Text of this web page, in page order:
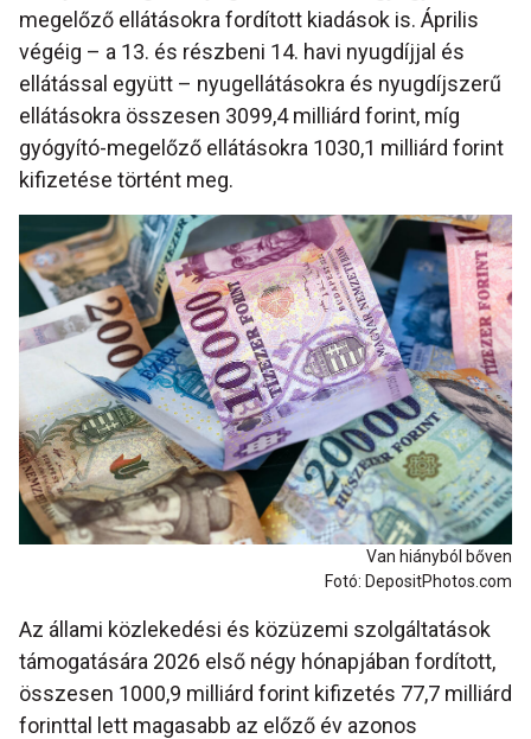
megelőző ellátásokra fordított kiadások is. Április
végéig – a 13. és részbeni 14. havi nyugdíjjal és
ellátással együtt – nyugellátásokra és nyugdíjszerű
ellátásokra összesen 3099,4 milliárd forint, míg
gyógyító-megelőző ellátásokra 1030,1 milliárd forint
kifizetése történt meg.
Van hiányból bőven
Fotó: DepositPhotos.com
Az állami közlekedési és közüzemi szolgáltatások
támogatására 2026 első négy hónapjában fordított,
összesen 1000,9 milliárd forint kifizetés 77,7 milliárd
forinttal lett magasabb az előző év azonos